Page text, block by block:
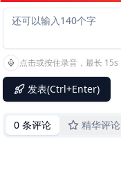
点击或按住录音，最长 15s
发表(Ctrl+Enter)
0 条评论 精华评论